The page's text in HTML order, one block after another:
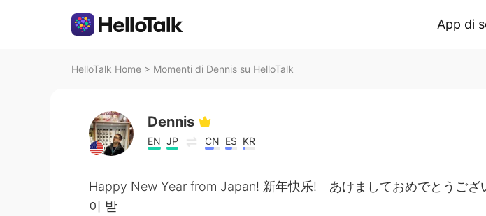
App di
HelloTalk Home > Momenti di Dennis su HelloTalk
Dennis
EN JP CN ES KR
Happy New Year from Japan! 新年快乐! あけましておめでとうござ
이 받